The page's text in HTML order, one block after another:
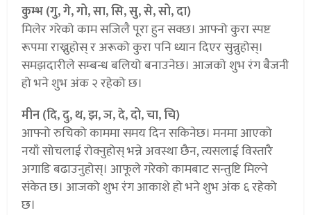
कुम्भ (गु, गे, गो, सा, सि, सु, से, सो, दा)
मिलेर गरेको काम सजिलै पूरा हुन सक्छ। आफ्नो कुरा स्पष्ट
रूपमा राख्नुहोस् र अरूको कुरा पनि ध्यान दिएर सुन्नुहोस्।
समझदारीले सम्बन्ध बलियो बनाउनेछ। आजको शुभ रंग बैजनी
हो भने शुभ अंक २ रहेको छ।
मीन (दि, दु, थ, झ, ञ, दे, दो, चा, चि)
आफ्नो रुचिको काममा समय दिन सकिनेछ। मनमा आएको
नयाँ सोचलाई रोक्नुहोस् भन्ने अवस्था छैन, त्यसलाई विस्तारै
अगाडि बढाउनुहोस्। आफूले गरेको कामबाट सन्तुष्टि मिल्ने
संकेत छ। आजको शुभ रंग आकाशे हो भने शुभ अंक ६ रहेको
छ।